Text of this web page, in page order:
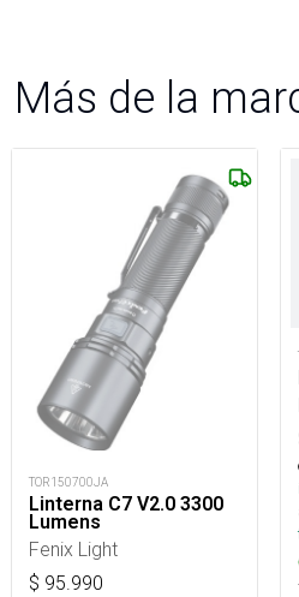
Más de la
TOR150700JA
Linterna C7 V2.0 3300
Lumens
Fenix Light
$ 95.990